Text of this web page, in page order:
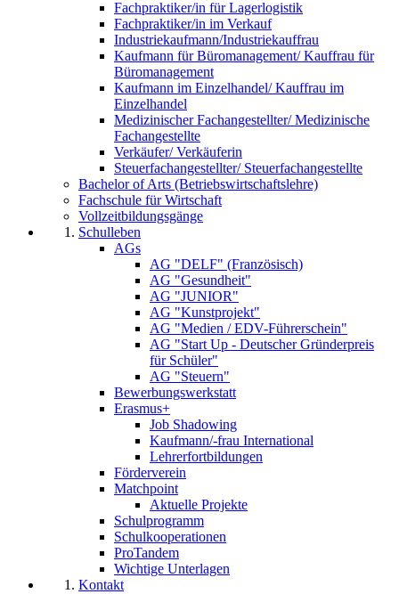
Fachpraktiker/in für Lagerlogistik
Fachpraktiker/in im Verkauf
Industriekaufmann/Industriekauffrau
Kaufmann für Büromanagement/ Kauffrau für
Büromanagement
Kaufmann im Einzelhandel/ Kauffrau im
Einzelhandel
Medizinischer Fachangestellter/ Medizinische
Fachangestellte
Verkäufer/ Verkäuferin
Steuerfachangestellter/ Steuerfachangestellte
Bachelor of Arts (Betriebswirtschaftslehre)
Fachschule für Wirtschaft
Vollzeitbildungsgänge
Schulleben
AGs
AG "DELF" (Französisch)
AG "Gesundheit"
AG "JUNIOR"
AG "Kunstprojekt"
AG "Medien / EDV-Führerschein"
AG "Start Up - Deutscher Gründerpreis
für Schüler"
AG "Steuern"
Bewerbungswerkstatt
Erasmus+
Job Shadowing
Kaufmann/-frau International
Lehrerfortbildungen
Förderverein
Matchpoint
Aktuelle Projekte
Schulprogramm
Schulkooperationen
ProTandem
Wichtige Unterlagen
Kontakt